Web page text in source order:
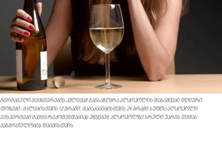
გერმანელი მეცნიერების კვლევამ განსაზღვრა ალკოჰოლის დასაშვები დღიური
დოზები: ქალებისთვის 12 გრამი, მამაკაცებისთვის 24 გრამი სუფთა ალკოჰოლი.
ექსპერტები მაინც რეკომენდაციას უწყებენ ალკოჰოლზე სრული უარის თქმას
ჯანმრთელობის დაცვისთვის.